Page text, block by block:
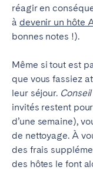
réagir en
à devenir un hôte
bonnes notes !).
Même si tout est
que vous fassiez
leur séjour.
invités restent
d’une semaine),
de nettoyage. À
des frais
des hôtes le font